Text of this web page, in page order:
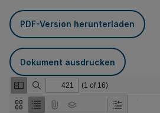
PDF-Version herunterladen
Dokument ausdrucken